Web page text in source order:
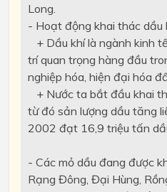
Long.
- Hoạt động khai thác dầu
+ Dầu khí là ngành kinh
trí quan trọng hàng đầu
nghiệp hóa, hiện đại hóa
+ Nước ta bắt đầu khai
từ đó sản lượng dầu tăng
2002 đạt 16,9 triệu tấn
- Các mỏ dầu đang được
Rạng Đông, Đại Hùng,